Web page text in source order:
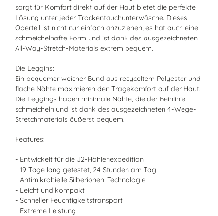
sorgt für Komfort direkt auf der Haut bietet die perfekte
Lösung unter jeder Trockentauchunterwäsche. Dieses
Oberteil ist nicht nur einfach anzuziehen, es hat auch eine
schmeichelhafte Form und ist dank des ausgezeichneten
All-Way-Stretch-Materials extrem bequem.
Die Leggins:
Ein bequemer weicher Bund aus recyceltem Polyester und
flache Nähte maximieren den Tragekomfort auf der Haut.
Die Leggings haben minimale Nähte, die der Beinlinie
schmeicheln und ist dank des ausgezeichneten 4-Wege-
Stretchmaterials äußerst bequem.
Features:
- Entwickelt für die J2-Höhlenexpedition
- 19 Tage lang getestet, 24 Stunden am Tag
- Antimikrobielle Silberionen-Technologie
- Leicht und kompakt
- Schneller Feuchtigkeitstransport
- Extreme Leistung